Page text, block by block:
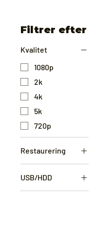
Filtrer efter
Kvalitet
1080p
2k
4k
5k
720p
Restaurering
Nej
USB/HDD